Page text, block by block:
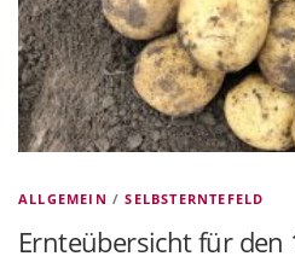
ALLGEMEIN /SELBSTERNTEFELD
Ernteübersicht für den